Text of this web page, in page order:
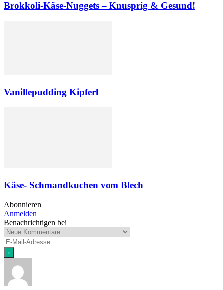
Brokkoli-Käse-Nuggets – Knusprig & Gesund!
Vanillepudding Kipferl
Käse- Schmandkuchen vom Blech
Abonnieren
Anmelden
Benachrichtigen bei